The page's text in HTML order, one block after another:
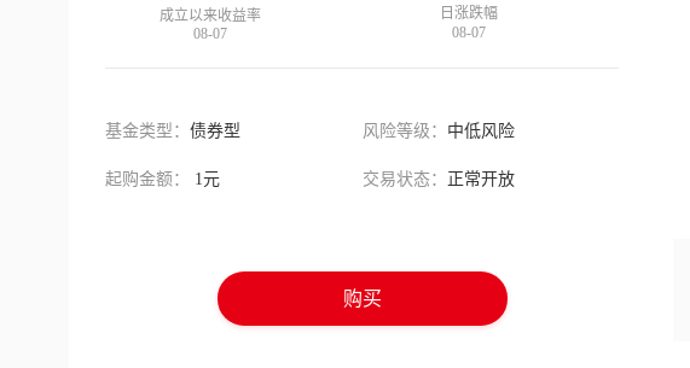
成立以来收益率
08-07
日涨跌幅
08-07
基金类型： 债券型 风险等级： 中低风险
起购金额： 1元 交易状态： 正常开放
购买